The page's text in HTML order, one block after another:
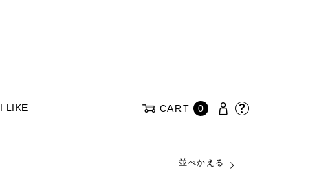
I LIKE CART 0
並べかえる